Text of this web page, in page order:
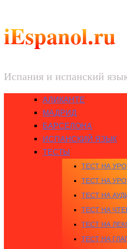
iEspanol.ru
Испания и испанский
АЛИКАНТЕ
МАДРИД
БАРСЕЛОНА
ИСПАНСКИЙ ЯЗЫК
ТЕСТЫ
ТЕСТ НА
ТЕСТ НА
ТЕСТ НА
ТЕСТ НА
ТЕСТ НА
ТЕСТ НА